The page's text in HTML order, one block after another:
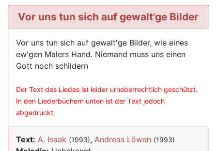
Vor uns tun sich auf gewalt'ge Bilder
Vor uns tun sich auf gewalt'ge Bilder, wie eines
ew'gen Malers Hand. Niemand muss uns einen
Gott noch schildern
Der Text des Liedes ist leider urheberrechtlich geschützt.
In den Liederbüchern unten ist der Text jedoch
abgedruckt.
Text: A. Isaak (1993), Andreas Löwen (1993)